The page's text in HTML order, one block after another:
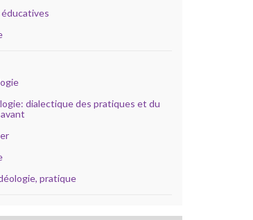
dialectique des pratiques et du
pratique